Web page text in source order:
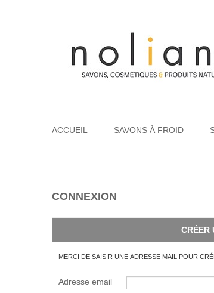
ACCUEIL SAVONS À FROID
CONNEXION
CRÉER
MERCI DE SAISIR UNE ADRESSE MAIL POUR
Adresse email